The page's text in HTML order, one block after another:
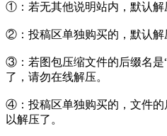
①：若无其他说明站内，默认解
②：投稿区单独购买的，默认解
③：若图包压缩文件的后缀名是
了，请勿在线解压。
④：投稿区单独购买的，文件的
以解压了。